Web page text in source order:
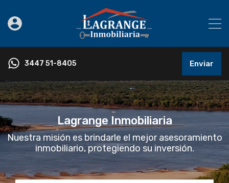
3447 51-8405 Enviar
Lagrange Inmobiliaria
Nuestra misión es brindarle el mejor asesoramiento
inmobiliario, protegiendo su inversión.